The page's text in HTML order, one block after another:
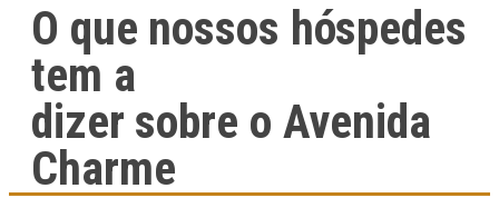
O que nossos hóspedes
tem a
dizer sobre o Avenida
Charme